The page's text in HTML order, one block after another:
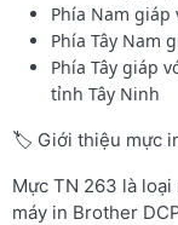
Phía Nam
Phía Tây Nam
Phía Tây giáp
tỉnh Tây Ninh
🏷️ Giới thiệu mực
Mực TN 263 là
máy in Brother